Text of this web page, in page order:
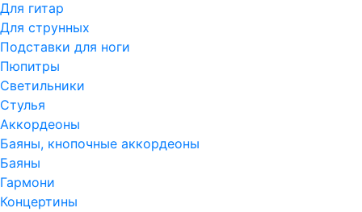
Для гитар
Для струнных
Подставки для ноги
Пюпитры
Светильники
Стулья
Аккордеоны
Баяны, кнопочные аккордеоны
Баяны
Гармони
Концертины